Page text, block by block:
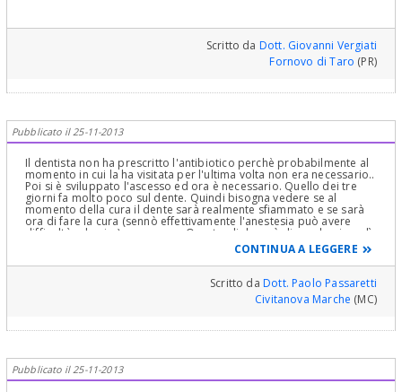
Scritto da Dott. Giovanni Vergiati
Fornovo di Taro (PR)
Pubblicato il 25-11-2013
Il dentista non ha prescritto l'antibiotico perchè probabilmente al
momento in cui la ha visitata per l'ultima volta non era necessario..
Poi si è sviluppato l'ascesso ed ora è necessario. Quello dei tre
giorni fa molto poco sul dente. Quindi bisogna vedere se al
momento della cura il dente sarà realmente sfiammato e se sarà
ora di fare la cura (sennò effettivamente l'anestesia può avere
difficoltà ad agire) oppure no. Questo glielo può dire solo giovedì
il dentista. Quanto al terrore le dico due cose: una che non deve
confondere i dolori che sta avendo con la cura che farà:
quest'ultima i dolori glieli toglierà! La seconda è che esiste un
sistema per mandar via la paura. Il protossido della sedazione
cosciente inalatoria. Legga i miei numerosi articoli sul sito su
CONTINUA A LEGGERE
Scritto daDott. Paolo Passaretti
Civitanova Marche (MC)
Pubblicato il 25-11-2013